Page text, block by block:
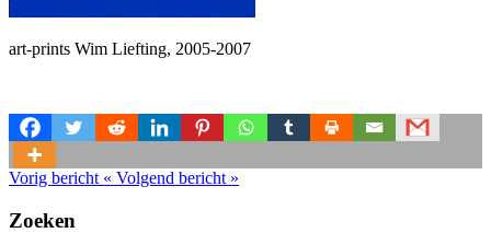
art-prints Wim Liefting, 2005-2007
Vorig bericht « Volgend bericht »
Zoeken